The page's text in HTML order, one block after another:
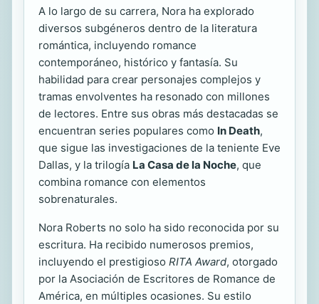
A lo largo de su carrera, Nora ha explorado
diversos subgéneros dentro de la literatura
romántica, incluyendo romance
contemporáneo, histórico y fantasía. Su
habilidad para crear personajes complejos y
tramas envolventes ha resonado con millones
de lectores. Entre sus obras más destacadas se
encuentran series populares como In Death,
que sigue las investigaciones de la teniente Eve
Dallas, y la trilogía La Casa de la Noche, que
combina romance con elementos
sobrenaturales.
Nora Roberts no solo ha sido reconocida por su
escritura. Ha recibido numerosos premios,
incluyendo el prestigioso RITA Award, otorgado
por la Asociación de Escritores de Romance de
América, en múltiples ocasiones. Su estilo